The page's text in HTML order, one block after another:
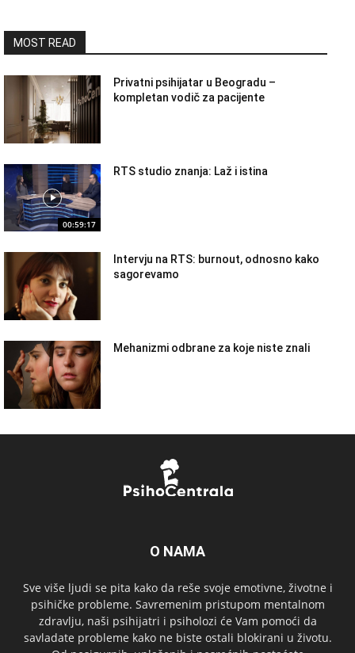
MOST READ
Privatni psihijatar u Beogradu –
kompletan vodič za pacijente
00:59:17
RTS studio znanja: Laž i istina
Intervju na RTS: burnout, odnosno kako
sagorevamo
Mehanizmi odbrane za koje niste znali
O NAMA
Sve više ljudi se pita kako da reše svoje emotivne, životne i
psihičke probleme. Savremenim pristupom mentalnom
zdravlju, naši psihijatri i psiholozi će Vam pomoći da
savladate probleme kako ne biste ostali blokirani u životu.